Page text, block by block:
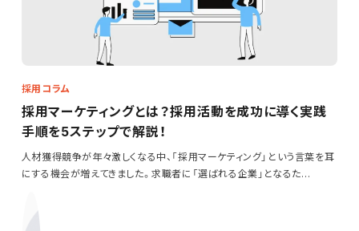
採用コラム
採用マーケティングとは？採用活動を成功に導く実践
手順を5ステップで解説！
人材獲得競争が年々激しくなる中、「採用マーケティング」という言葉を耳
にする機会が増えてきました。求職者に「選ばれる企業」となるた…